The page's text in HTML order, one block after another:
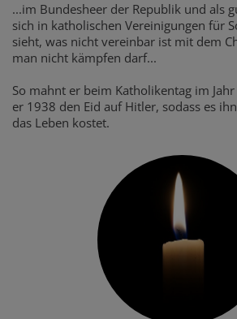
...im Bundesheer der Republik und als
sich in katholischen Vereinigungen für
sieht, was nicht vereinbar ist mit dem
man nicht kämpfen darf...
So mahnt er beim Katholikentag im
er 1938 den Eid auf Hitler, sodass es
das Leben kostet.